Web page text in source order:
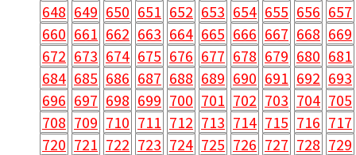
648 649 650 651 652 653 654 655 656 657
660 661 662 663 664 665 666 667 668 669
672 673 674 675 676 677 678 679 680 681
684 685 686 687 688 689 690 691 692 693
696 697 698 699 700 701 702 703 704 705
708 709 710 711 712 713 714 715 716 717
720 721 722 723 724 725 726 727 728 729